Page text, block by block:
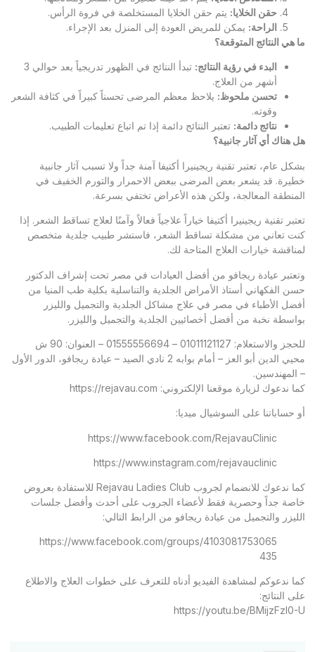
حقن الخلايا: يتم حقن الخلايا المستخلصة في فروة الرأس.
الراحة: يمكن للمريض العودة إلى المنزل بعد الإجراء.
ما هي النتائج المتوقعة؟
البدء في رؤية النتائج:
تبدأ النتائج في الظهور تدريجياً بعد حوالي 3
أشهر من العلاج.
تحسن ملحوظ: يلاحظ معظم المرضى تحسناً كبيراً في كثافة الشعر
وقوته.
نتائج دائمة: تعتبر النتائج دائمة إذا تم اتباع تعليمات الطبيب.
هل هناك أي آثار جانبية؟
بشكل عام، تعتبر تقنية ريجينيرا أكتيفا آمنة جداً ولا تسبب آثار جانبية
خطيرة. قد يشعر بعض المرضى ببعض الاحمرار والتورم الخفيف في
المنطقة المعالجة، ولكن هذه الأعراض تختفي بسرعة.
تعتبر تقنية ريجينيرا أكتيفا خياراً علاجياً فعالاً وآمنًا لعلاج تساقط الشعر. إذا
كنت تعاني من مشكلة تساقط الشعر، فاستشر طبيب جلدية متخصص
لمناقشة خيارات العلاج المتاحة لك.
وتعتبر عيادة ريجافو من أفضل العيادات في مصر تحت إشراف الدكتور
حسن الفكهاني أستاذ الأمراض الجلدية والتناسلية بكلية طب المنيا من
أفضل الأطباء في مصر في علاج مشاكل الجلدية والتجميل والليزر
بواسطة نخبة من أفضل أخصائيين الجلدية والتجميل والليزر.
للحجز والاستعلام: 01011121127 – 01555556694 – العنوان: 90 ش
محيي الدين أبو العز – أمام بوابه 2 نادي الصيد – عيادة ريجافو، الدور الأول
– المهندسين.
كما ندعوك لزيارة موقعنا الإلكتروني: https://rejavau.com
أو حساباتنا على السوشيال ميديا:
https://www.facebook.com/RejavauClinic
https://www.instagram.com/rejavauclinic
كما ندعوك للانضمام لجروب Rejavau Ladies Club للاستفادة بعروض
خاصة جداً وحصرية فقط لأعضاء الجروب على أحدث وأفضل جلسات
الليزر والتجميل من عيادة ريجافو من الرابط التالي:
https://www.facebook.com/groups/4103081753065
435
كما ندعوكم لمشاهدة الفيديو أدناه للتعرف على خطوات العلاج والاطلاع
على النتائج:
https://youtu.be/BMijzFzl0-U